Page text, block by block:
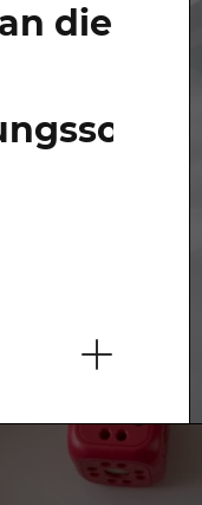
die